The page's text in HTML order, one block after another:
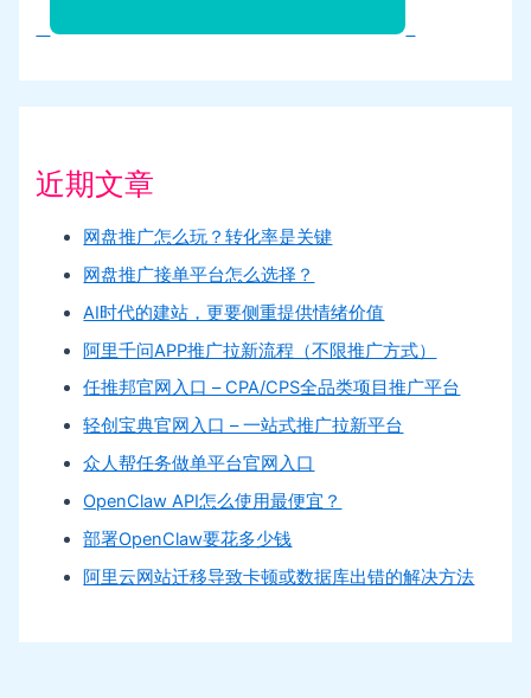
近期文章
网盘推广怎么玩？转化率是关键
网盘推广接单平台怎么选择？
AI时代的建站，更要侧重提供情绪价值
阿里千问APP推广拉新流程（不限推广方式）
任推邦官网入口 – CPA/CPS全品类项目推广平台
轻创宝典官网入口 – 一站式推广拉新平台
众人帮任务做单平台官网入口
OpenClaw API怎么使用最便宜？
部署OpenClaw要花多少钱
阿里云网站迁移导致卡顿或数据库出错的解决方法